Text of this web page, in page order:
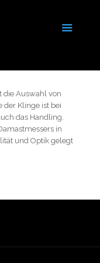
die Auswahl von
der Klinge ist bei
das Handling.
in
und Optik gelegt